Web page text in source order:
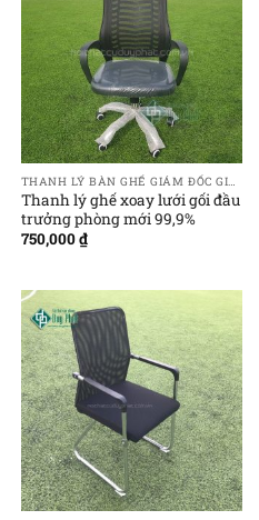
THANH LÝ BÀN GHẾ GIÁM ĐỐC GIÁ RẺ
Thanh lý ghế xoay lưới gối đầu
trưởng phòng mới 99,9%
750,000₫